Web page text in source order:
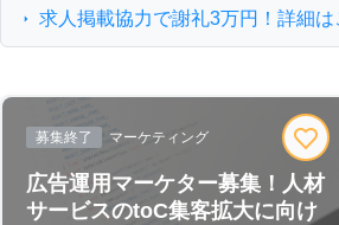
求人掲載協力で謝礼3万円！詳細は
募集終了 マーケティング
広告運用マーケター募集！人材
サービスのtoC集客拡大に向け